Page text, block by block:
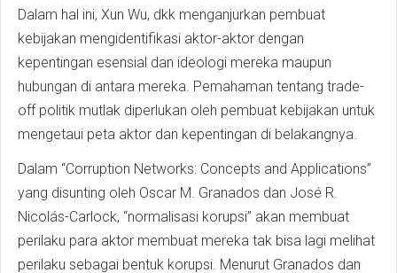
Dalam hal ini, Xun Wu, dkk menganjurkan pembuat
kebijakan mengidentifikasi aktor-aktor dengan
kepentingan esensial dan ideologi mereka maupun
hubungan di antara mereka. Pemahaman tentang trade-
off politik mutlak diperlukan oleh pembuat kebijakan untuk
mengetaui peta aktor dan kepentingan di belakangnya.
Dalam “Corruption Networks: Concepts and Applications”
yang disunting oleh Oscar M. Granados dan José R.
Nicolás-Carlock, “normalisasi korupsi” akan membuat
perilaku para aktor membuat mereka tak bisa lagi melihat
perilaku sebagai bentuk korupsi. Menurut Granados dan